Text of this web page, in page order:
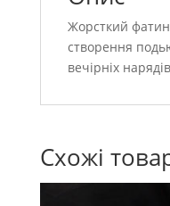
Жорсткий фатин
створення
вечірніх
Схожі